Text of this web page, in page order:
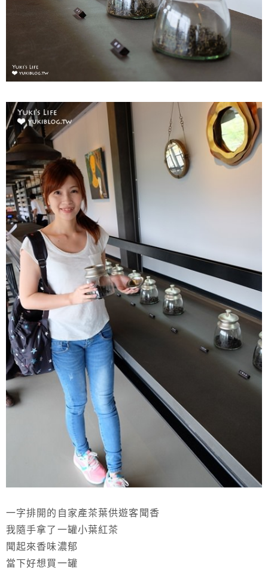
一字排開的自家產茶葉供遊客聞香
我隨手拿了一罐小葉紅茶
聞起來香味濃郁
當下好想買一罐